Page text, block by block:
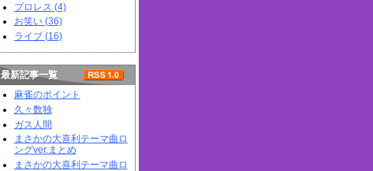
プロレス (4)
お笑い (36)
ライブ (16)
最新記事一覧
麻雀のポイント
久々数独
ガス人間
まさかの大喜利テーマ曲ロ
ングver.まとめ
まさかの大喜利テーマ曲ロ